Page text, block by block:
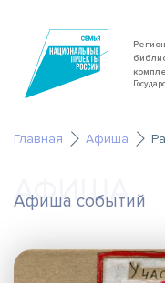
Главная Афиша
Афиша событий
АФИША